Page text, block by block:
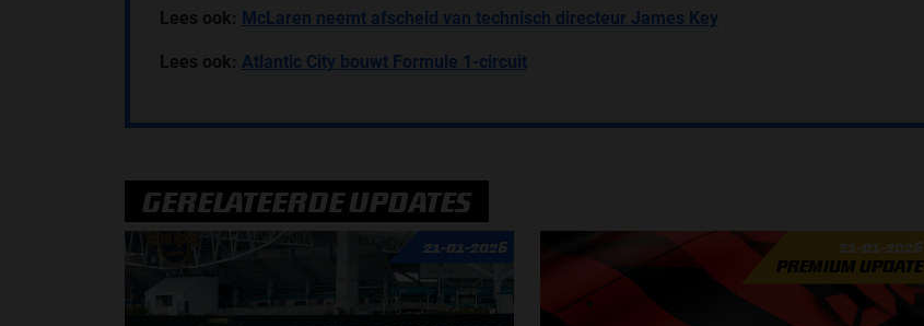
Lees ook: McLaren neemt afscheid van technisch directeur James Key
Lees ook: Atlantic City bouwt Formule 1-circuit
GERELATEERDE UPDATES
21-01-2026
21-01-2026
PREMIUM UPDATE